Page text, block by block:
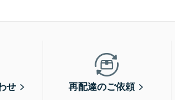
せ 再配達のご依頼